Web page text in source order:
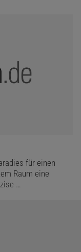
für einen
Raum eine
…